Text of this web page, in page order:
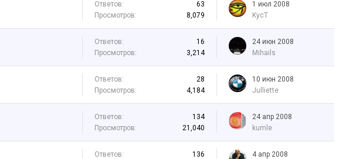
Ответов:
63
Просмотров:
8,079
1 июл 2008
KycT
Ответов:
16
Просмотров:
3,214
24 июн 2008
Mihails
Ответов:
28
Просмотров:
4,184
10 июн 2008
Julliette
Ответов:
134
Просмотров:
21,040
24 апр 2008
kumle
Ответов:
136
4 апр 2008